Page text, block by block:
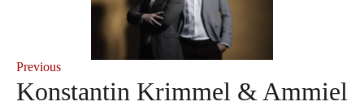
Previous
Konstantin Krimmel & Ammiel